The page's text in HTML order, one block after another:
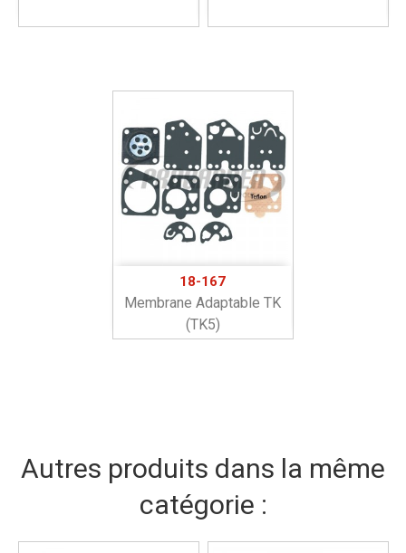
18-167
Membrane Adaptable TK
(TK5)
Autres produits dans la même
catégorie :